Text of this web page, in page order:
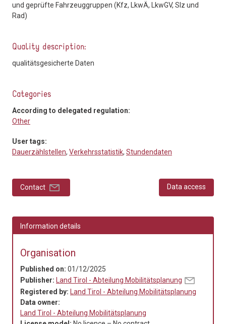
und geprüfte Fahrzeuggruppen (Kfz, LkwÄ, LkwGV, Slz und
Rad)
Quality description:
qualitätsgesicherte Daten
Categories
According to delegated regulation:
Other
User tags:
Dauerzählstellen, Verkehrsstatistik, Stundendaten
Contact Data access
Information details
Organisation
Published on: 01/12/2025
Publisher: Land Tirol - Abteilung Mobilitätsplanung
Registered by: Land Tirol - Abteilung Mobilitätsplanung
Data owner:
Land Tirol - Abteilung Mobilitätsplanung